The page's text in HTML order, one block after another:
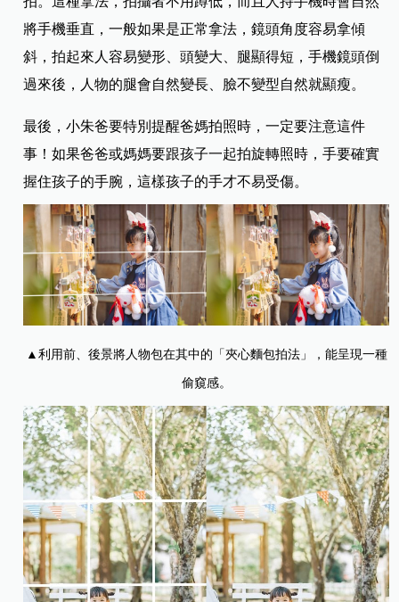
將手機垂直，一般如果是正常拿法，鏡頭角度容易拿傾
斜，拍起來人容易變形、頭變大、腿顯得短，手機鏡頭倒
過來後，人物的腿會自然變長、臉不變型自然就顯瘦。
最後，小朱爸要特別提醒爸媽拍照時，一定要注意這件
事！如果爸爸或媽媽要跟孩子一起拍旋轉照時，手要確實
握住孩子的手腕，這樣孩子的手才不易受傷。
▲利用前、後景將人物包在其中的「夾心麵包拍法」，能呈現一種
偷窺感。